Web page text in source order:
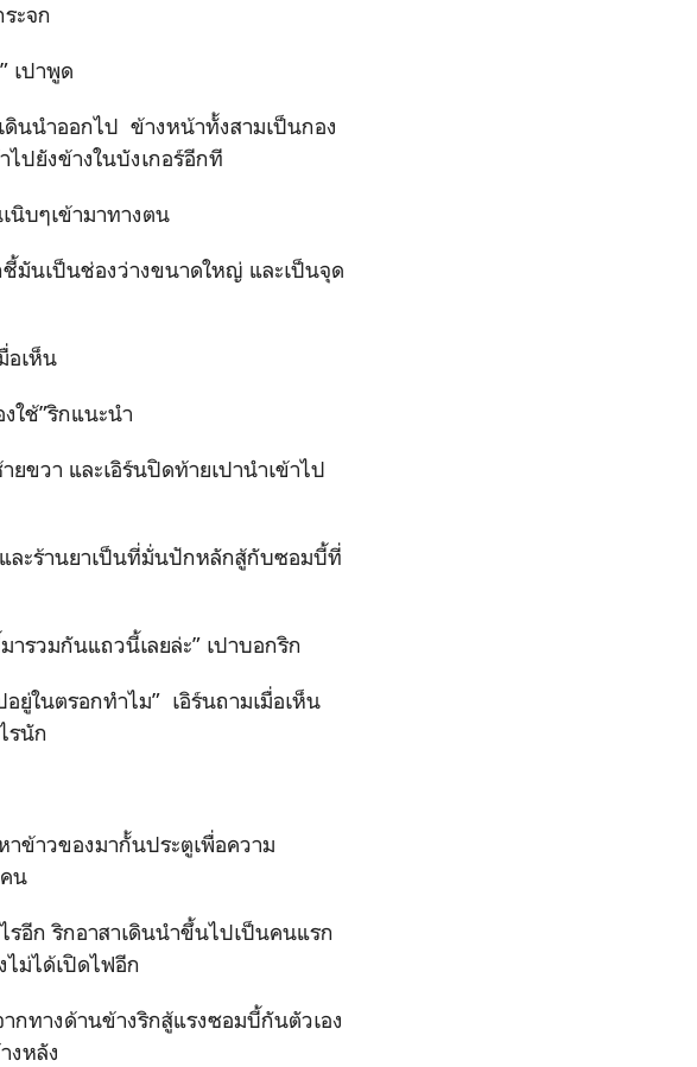
ะจก
เปาพูด
ดินนำออกไป ข้างหน้าทั้งสามเป็นกอง
ปยังข้างในบังเกอร์อีกที
นิบๆเข้ามาทางตน
มันเป็นช่องว่างขนาดใหญ่ และเป็นจุด
อเห็น
ใช้”ริกแนะนำ
ขวา และเอิร์นปิดท้ายเปานำเข้าไป
ละร้านยาเป็นที่มั่นปักหลักสู้กับซอมบี้ที่
รวมกันแถวนี้เลยล่ะ” เปาบอกริก
ยู่ในตรอกทำไม” เอิร์นถามเมื่อเห็น
รนัก
าวของมากั้นประตูเพื่อความ
น
รอีก ริกอาสาเดินนำขึ้นไปเป็นคนแรก
ม่ได้เปิดไฟอีก
กทางด้านข้างริกสู้แรงซอมบี้กันตัวเอง
งหลัง